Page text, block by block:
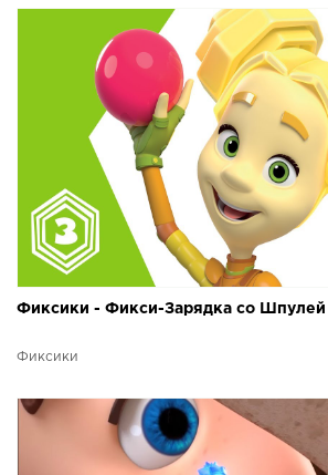
Фиксики - Фикси-Зарядка со
Фиксики